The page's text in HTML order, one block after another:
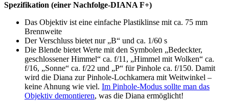
Spezifikation (einer Nachfolge-DIANA F+)
Das Objektiv ist eine einfache Plastiklinse mit ca. 75 mm
Brennweite
Der Verschluss bietet nur „B“ und ca. 1/60 s
Die Blende bietet Werte mit den Symbolen „Bedeckter,
geschlossener Himmel“ ca. f/11, „Himmel mit Wolken“ ca.
f/16, „Sonne“ ca. f/22 und „P“ für Pinhole ca. f/150. Damit
wird die Diana zur Pinhole-Lochkamera mit Weitwinkel –
keine Ahnung wie viel. Im Pinhole-Modus sollte man das
Objektiv demontieren, was die Diana ermöglicht!